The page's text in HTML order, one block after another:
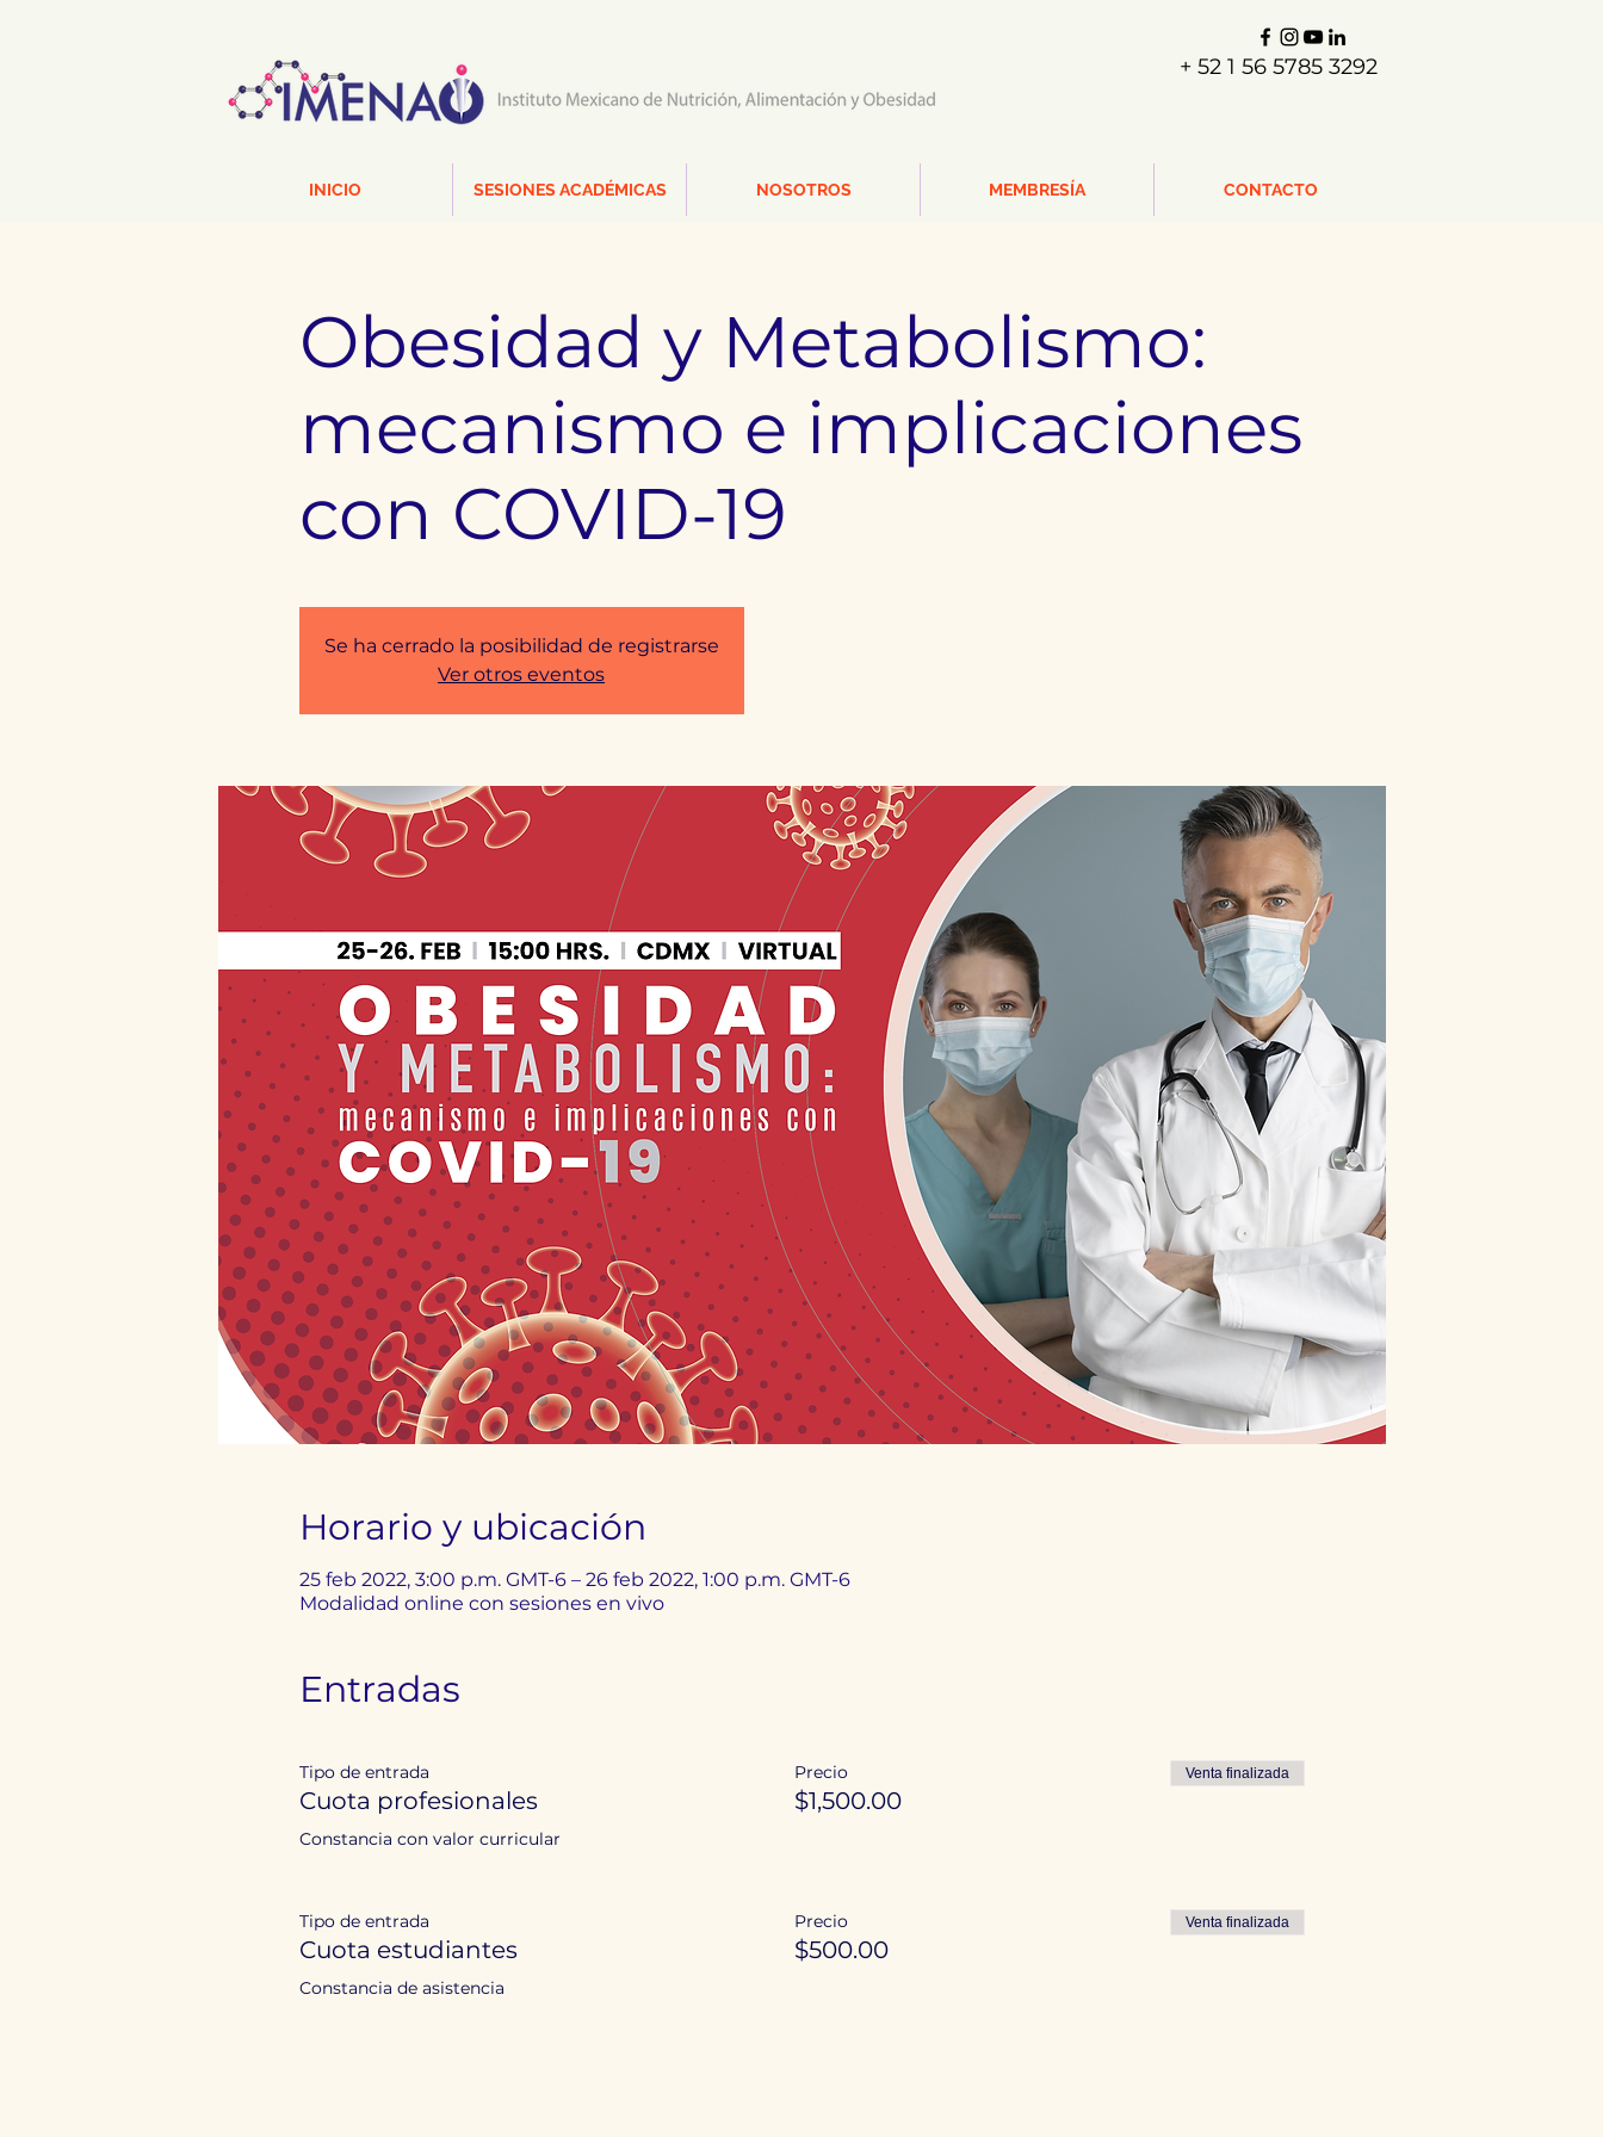
+ 52 1 56 5785 3292
INICIO SESIONES ACADÉMICAS NOSOTROS MEMBRESÍA CONTACTO
Obesidad y Metabolismo:
mecanismo e implicaciones
con COVID-19
Se ha cerrado la posibilidad de registrarse
Ver otros eventos
Horario y ubicación
25 feb 2022, 3:00 p.m. GMT-6 – 26 feb 2022, 1:00 p.m. GMT-6
Modalidad online con sesiones en vivo
Entradas
Tipo de entrada
Cuota profesionales
Constancia con valor curricular
Precio
$1,500.00
Venta finalizada
Tipo de entrada
Cuota estudiantes
Constancia de asistencia
Precio
$500.00
Venta finalizada